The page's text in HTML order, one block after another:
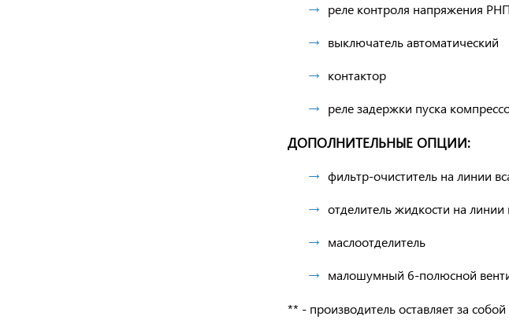
реле контроля напряжения
выключатель автоматический
контактор
реле задержки пуска
ДОПОЛНИТЕЛЬНЫЕ ОПЦИИ:
фильтр-очиститель на линии
отделитель жидкости на линии
маслоотделитель
малошумный 6-полюсной
** - производитель оставляет за